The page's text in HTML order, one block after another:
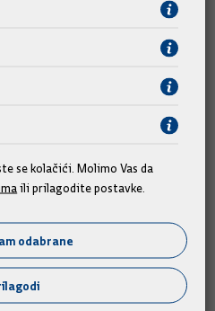
na 29. Maratonu
se kolačići. Molimo Vas da
ili prilagodite postavke.
odabrane